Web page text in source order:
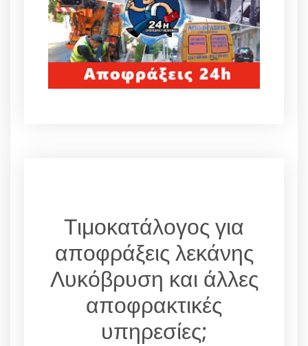
Τιμοκατάλογος για
αποφράξεις λεκάνης
Λυκόβρυση και άλλες
αποφρακτικές
υπηρεσίες;